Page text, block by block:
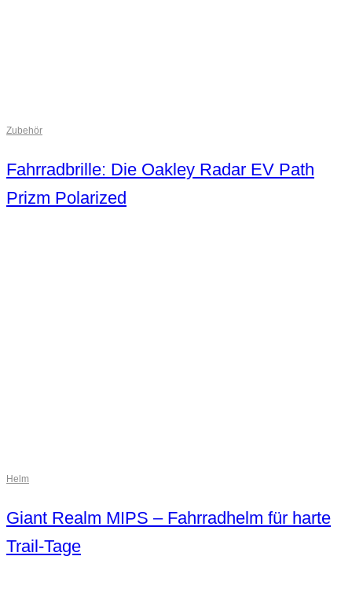
Zubehör
Fahrradbrille: Die Oakley Radar EV Path
Prizm Polarized
Helm
Giant Realm MIPS – Fahrradhelm für harte
Trail-Tage